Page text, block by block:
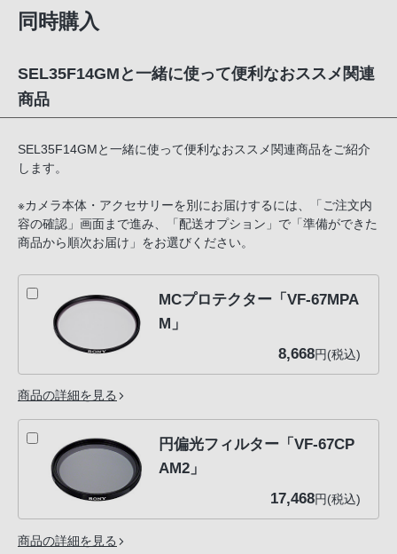
同時購入
SEL35F14GMと一緒に使って便利なおススメ関連
商品
SEL35F14GMと一緒に使って便利なおススメ関連商品をご紹介
します。
※カメラ本体・アクセサリーを別にお届けするには、「ご注文内
容の確認」画面まで進み、「配送オプション」で「準備ができた
商品から順次お届け」をお選びください。
MCプロテクター「VF-67MPA
M」
8,668円(税込)
商品の詳細を見る
円偏光フィルター「VF-67CP
AM2」
17,468円(税込)
商品の詳細を見る